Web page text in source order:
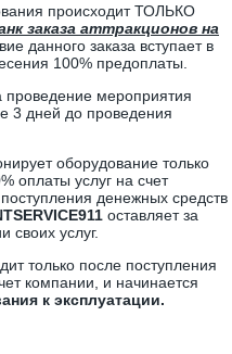
происходит ТОЛЬКО
заказа аттракционов на
данного заказа вступает в
100% предоплаты.
мероприятия
3 дней до проведения
оборудование только
оплаты услуг на счет
денежных средств
оставляет за
своих услуг.
только после поступления
компании, и начинается
к эксплуатации.